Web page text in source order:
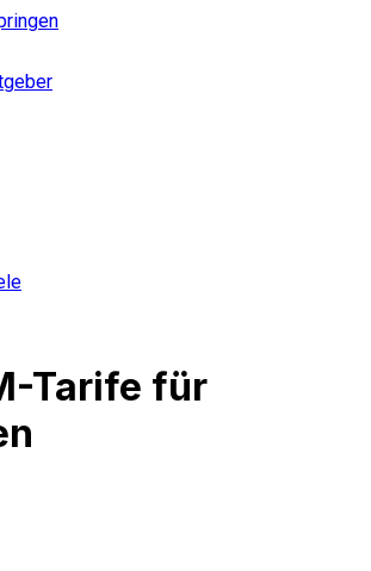
Tarife für